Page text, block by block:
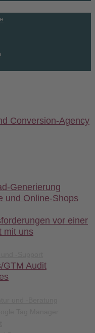
Generierung
und Online-Shops
vor einer
mit uns
GTM Audit